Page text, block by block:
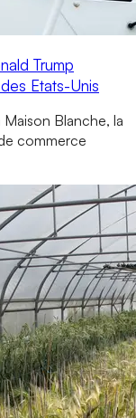
Trump
Etats-Unis
Blanche, la
commerce